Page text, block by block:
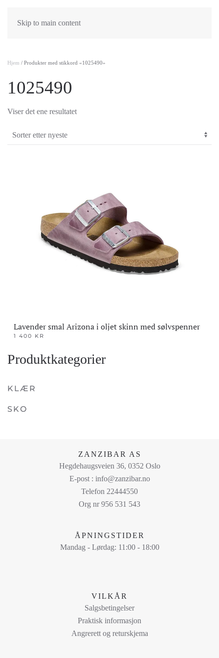
Skip to main content
Hjem / Produkter med stikkord «1025490»
1025490
Viser det ene resultatet
Lavender smal Arizona i oljet skinn med sølvspenner
1 400 KR
produktet
flere
Alternativene
Produktkategorier
KLÆR
SKO
ZANZIBAR AS
Hegdehaugsveien 36, 0352 Oslo
E-post : info@zanzibar.no
Telefon 22444550
Org nr 956 531 543
ÅPNINGSTIDER
Mandag - Lørdag: 11:00 - 18:00
VILKÅR
Salgsbetingelser
Praktisk informasjon
Angrerett og returskjema